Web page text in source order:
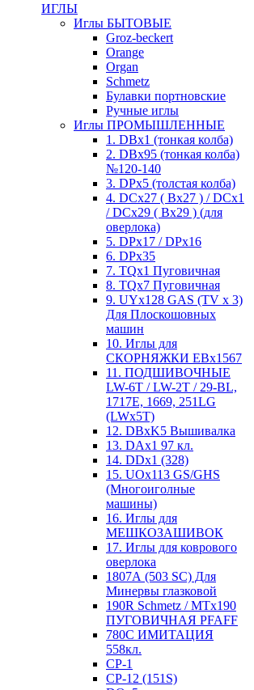
ИГЛЫ
Иглы БЫТОВЫЕ
Groz-beckert
Orange
Organ
Schmetz
Булавки портновские
Ручные иглы
Иглы ПРОМЫШЛЕННЫЕ
1. DBx1 (тонкая колба)
2. DBx95 (тонкая колба)
№120-140
3. DPx5 (толстая колба)
4. DCx27 ( Bx27 ) / DCx1
/ DCx29 ( Bx29 ) (для
оверлока)
5. DPx17 / DPx16
6. DPx35
7. TQx1 Пуговичная
8. TQx7 Пуговичная
9. UYx128 GAS (TV x 3)
Для Плоскошовных
машин
10. Иглы для
СКОРНЯЖКИ EBx1567
11. ПОДШИВОЧНЫЕ
LW-6T / LW-2T / 29-BL,
1717E, 1669, 251LG
(LWx5T)
12. DBxK5 Вышивалка
13. DAx1 97 кл.
14. DDx1 (328)
15. UOx113 GS/GHS
(Многоиголные
машины)
16. Иглы для
МЕШКОЗАШИВОК
17. Иглы для коврового
оверлока
1807А (503 SC) Для
Минервы глазковой
190R Schmetz / MTx190
ПУГОВИЧНАЯ PFAFF
780С ИМИТАЦИЯ
558кл.
CP-1
CP-12 (151S)